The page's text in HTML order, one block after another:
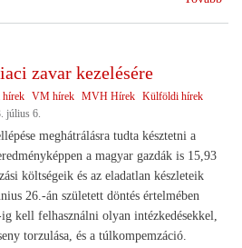
zavar kezelésére
hírek VM hírek MVH Hírek Külföldi hírek
július 6.
meghátrálásra tudta késztetni a
a magyar gazdák is 15,93
költségeik és az eladatlan készleteik
26.-án született döntés értelmében
kell felhasználni olyan intézkedésekkel,
torzulása, és a túlkompemzáció.